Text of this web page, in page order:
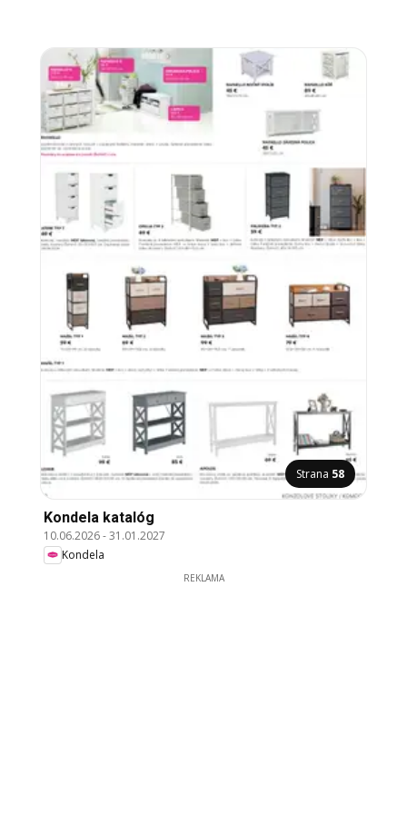
Strana 58
Kondela katalóg
10.06.2026-31.01.2027
Kondela
REKLAMA